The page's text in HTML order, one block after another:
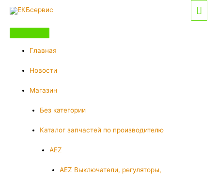
Перейти
содержимому
Главная
Новости
Магазин
Без категории
Каталог запчастей по производителю
AEZ
AEZ Выключатели, регуляторы,